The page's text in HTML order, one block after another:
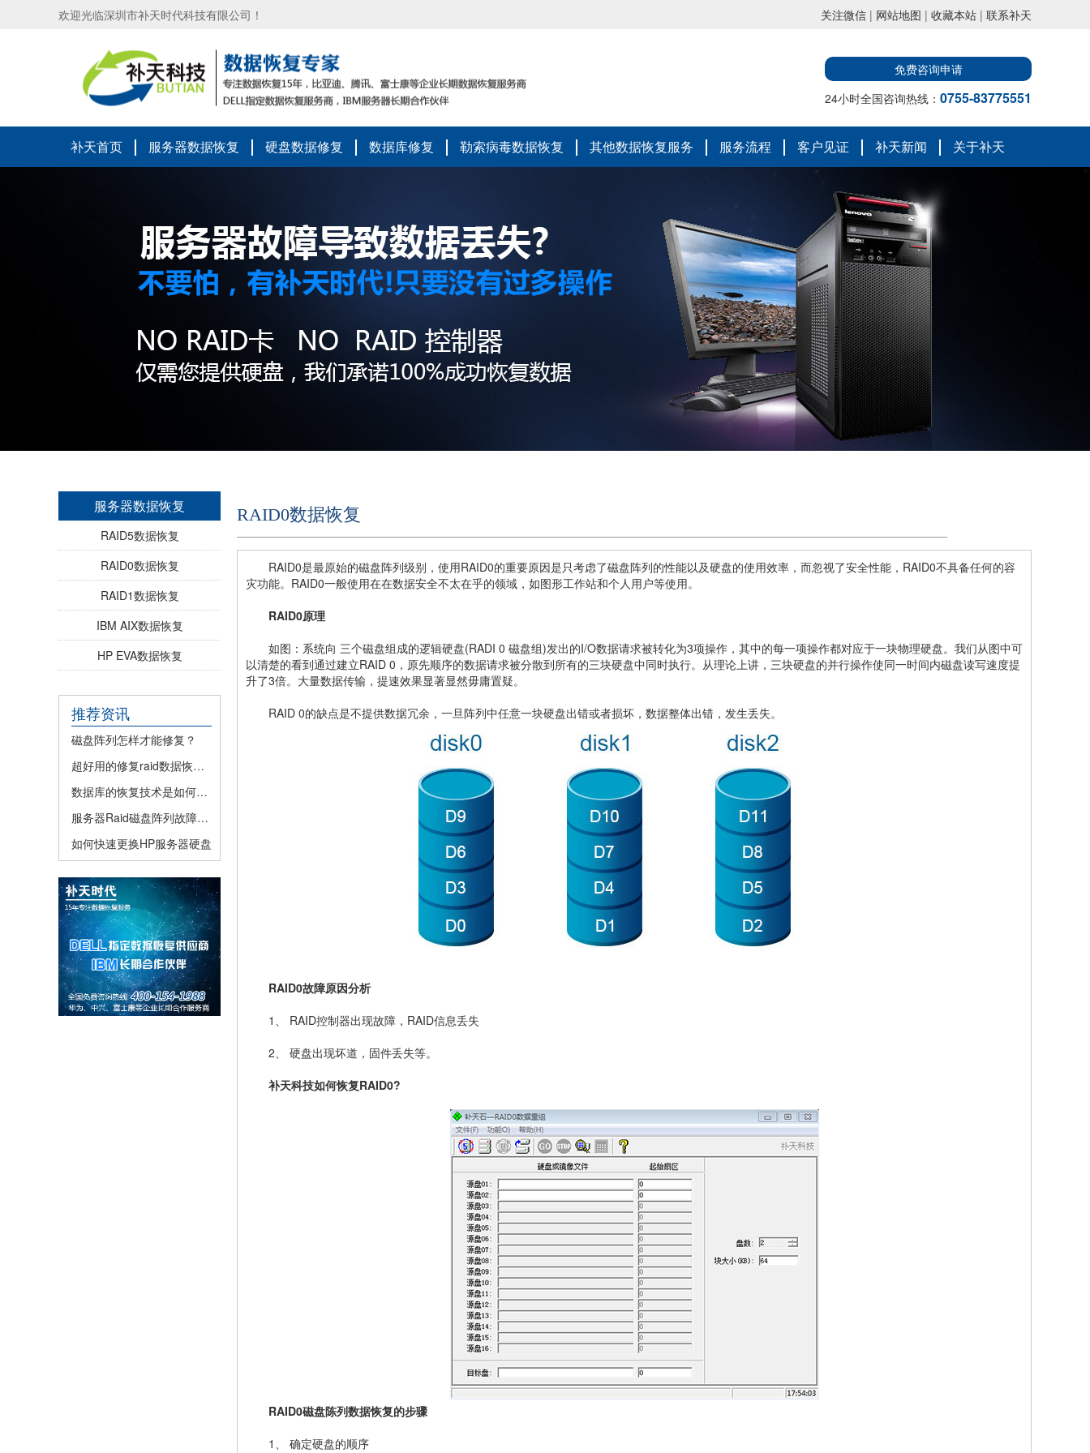
欢迎光临深圳市补天时代科技有限公司！ 关注微信 | 网站地图 | 收藏本站 | 联系补天
免费咨询申请
24小时全国咨询热线： 0755-83775551
补天首页 服务器数据恢复 硬盘数据修复 数据库修复 勒索病毒数据恢复 其他数据恢复服务 服务流程 客户见证 补天新闻 关于补天
服务器数据恢复
RAID5数据恢复
RAID0数据恢复
RAID1数据恢复
IBM AIX数据恢复
HP EVA数据恢复
推荐资讯
磁盘阵列怎样才能修复？
超好用的修复raid数据恢复方法
数据库的恢复技术是如何实现的
服务器Raid磁盘阵列故障应该怎么做
如何快速更换HP服务器硬盘
RAID0数据恢复
RAID0是最原始的磁盘阵列级别，使用RAID0的重要原因是只考虑了磁盘阵列的性能以及硬盘的使用效率，而忽视了安全性能，RAID0不具备任何的容
灾功能。RAID0一般使用在在数据安全不太在乎的领域，如图形工作站和个人用户等使用。
RAID0原理
如图：系统向 三个磁盘组成的逻辑硬盘(RADI 0 磁盘组)发出的I/O数据请求被转化为3项操作，其中的每一项操作都对应于一块物理硬盘。我们从图中可
以清楚的看到通过建立RAID 0，原先顺序的数据请求被分散到所有的三块硬盘中同时执行。从理论上讲，三块硬盘的并行操作使同一时间内磁盘读写速度提
升了3倍。大量数据传输，提速效果显著显然毋庸置疑。
RAID 0的缺点是不提供数据冗余，一旦阵列中任意一块硬盘出错或者损坏，数据整体出错，发生丢失。
RAID0故障原因分析
1、 RAID控制器出现故障，RAID信息丢失
2、 硬盘出现坏道，固件丢失等。
补天科技如何恢复RAID0?
RAID0磁盘陈列数据恢复的步骤
1、 确定硬盘的顺序